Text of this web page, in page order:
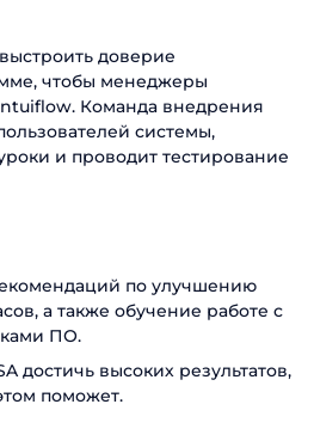
доверие
чтобы менеджеры
Команда внедрения
системы,
и проводит тестирование
по улучшению
а также обучение работе с
ПО.
достичь высоких результатов,
поможет.
чтобы узнать
ABM Cloud
вы заинтересовались
продуктами. Один из
свяжется с вами в
звонок
за обращение.
вы заинтересовались
продуктами. Один из
свяжется с вами в
Хорошего дня!
за обращение.
вы заинтересовались
продуктами. Один из
свяжется с вами в
Хорошего дня!